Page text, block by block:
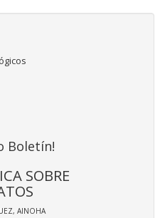
Boletín!
SOBRE
AINOHA